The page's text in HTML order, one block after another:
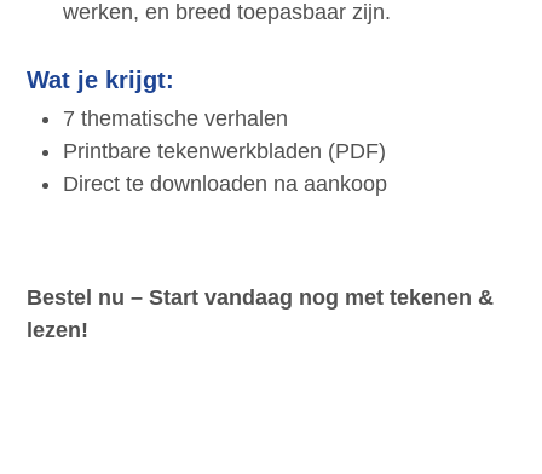
werken, en breed toepasbaar zijn.
Wat je krijgt:
7 thematische verhalen
Printbare tekenwerkbladen (PDF)
Direct te downloaden na aankoop
Bestel nu – Start vandaag nog met tekenen &
lezen!